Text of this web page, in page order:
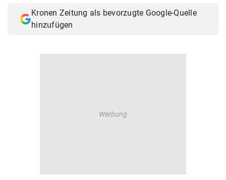
Kronen Zeitung als bevorzugte Google-Quelle
hinzufügen